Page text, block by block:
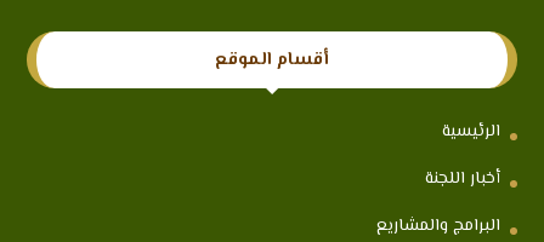
أقسام الموقع
الرئيسية
أخبار اللجنة
البرامج والمشاريع